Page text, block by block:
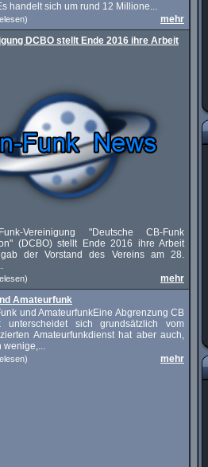
handelt sich um rund 12 Millione...
mehr
DCBO stellt Ende 2016 ihre Arbeit
Vereinigung "Deutsche CB-Funk
(DCBO) stellt Ende 2016 ihre Arbeit
der Vorstand des Vereins am 28.
mehr
Amateurfunk
und AmateurfunkEine Abgrenzung CB
unterscheidet sich grundsätzlich vom
Amateurfunkdienst hat aber auch,
wenige,...
mehr